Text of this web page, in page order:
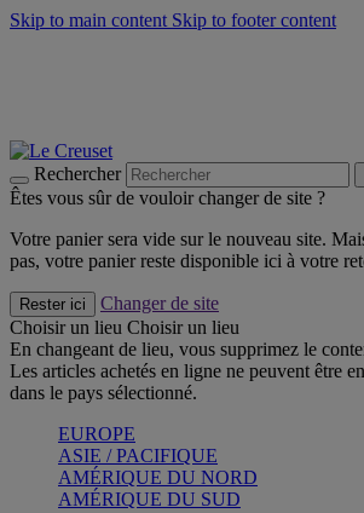
Skip to main content Skip to footer content
Rechercher
Êtes vous sûr de vouloir changer de site ?
Votre panier sera vide sur le nouveau site.
pas, votre panier reste disponible ici à votre
Rester ici
Changer de site
Choisir un lieu Choisir un lieu
En changeant de lieu, vous supprimez le
Les articles achetés en ligne ne peuvent être
dans le pays sélectionné.
EUROPE
ASIE / PACIFIQUE
AMÉRIQUE DU NORD
AMÉRIQUE DU SUD